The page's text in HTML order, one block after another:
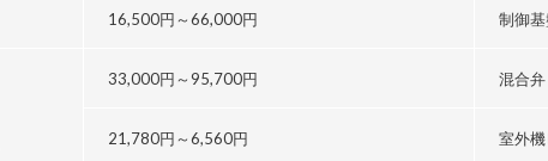
16,500円～66,000円 制御基
33,000円～95,700円 混合弁
21,780円～6,560円 室外